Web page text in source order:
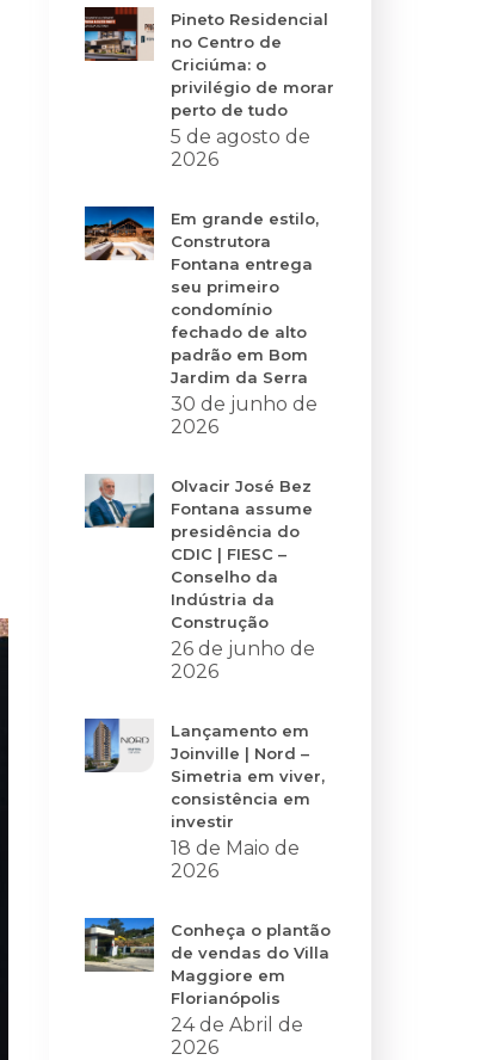
Pineto Residencial
no Centro de
Criciúma: o
privilégio de morar
perto de tudo
5 de agosto de
2026
Em grande estilo,
Construtora
Fontana entrega
seu primeiro
condomínio
fechado de alto
padrão em Bom
Jardim da Serra
30 de junho de
2026
Olvacir José Bez
Fontana assume
presidência do
CDIC | FIESC –
Conselho da
Indústria da
Construção
26 de junho de
2026
Lançamento em
Joinville | Nord –
Simetria em viver,
consistência em
investir
18 de Maio de
2026
Conheça o plantão
de vendas do Villa
Maggiore em
Florianópolis
24 de Abril de
2026